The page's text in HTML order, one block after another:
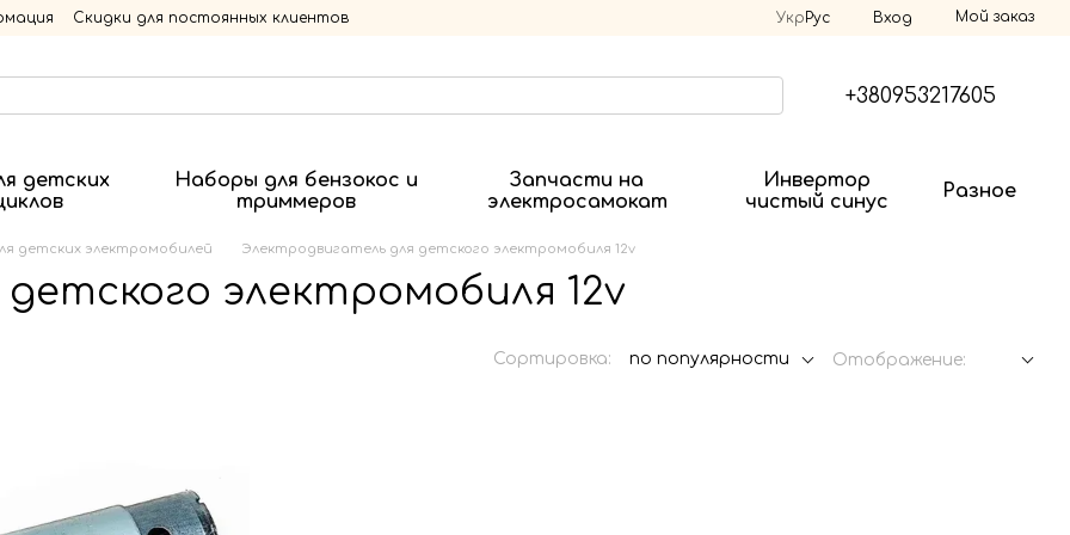
Скидки для постоянных клиентов УкрРус Вход Мой заказ
+380953217605
детских
Наборы для бензокос и
триммеров
Запчасти на
электросамокат
Инвертор
чистый синус
Разное
детских электромобилей Электродвигатель для детского электромобиля 12v
электромобиля 12v
Сортировка: по популярности Отображение: